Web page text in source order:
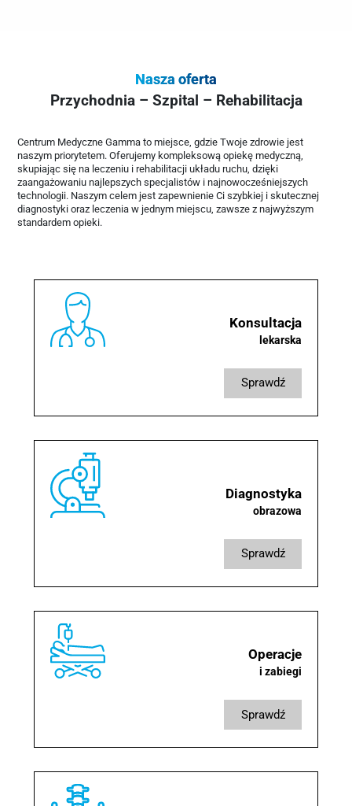
Nasza oferta
Przychodnia – Szpital – Rehabilitacja
Centrum Medyczne Gamma to miejsce, gdzie Twoje zdrowie jest
naszym priorytetem. Oferujemy kompleksową opiekę medyczną,
skupiając się na leczeniu i rehabilitacji układu ruchu, dzięki
zaangażowaniu najlepszych specjalistów i najnowocześniejszych
technologii. Naszym celem jest zapewnienie Ci szybkiej i skutecznej
diagnostyki oraz leczenia w jednym miejscu, zawsze z najwyższym
standardem opieki.
Konsultacja
lekarska
sprawdź
Diagnostyka
obrazowa
sprawdź
Operacje
i zabiegi
sprawdź